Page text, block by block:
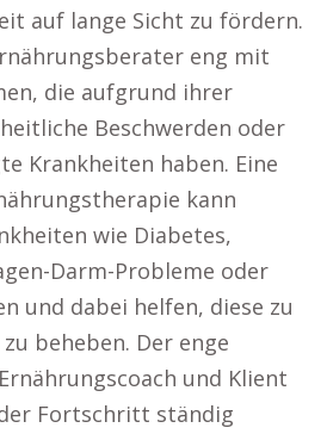
auf lange Sicht zu fördern.
eng mit
die aufgrund ihrer
Beschwerden oder
Krankheiten haben. Eine
kann
wie Diabetes,
Darm-Probleme oder
und dabei helfen, diese zu
beheben. Der enge
und Klient
Fortschritt ständig